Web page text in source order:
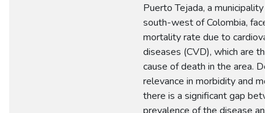
Puerto Tejada, a municipality
south-west of Colombia, faces
mortality rate due to
diseases (CVD), which are the
cause of death in the area.
relevance in morbidity and
there is a significant gap